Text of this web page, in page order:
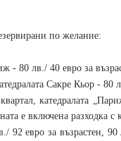
по желание:
- 80 лв./ 40 евро за
Сакре Кьор - 80
катедралата
е включена разходка с
92 евро за възрастен,